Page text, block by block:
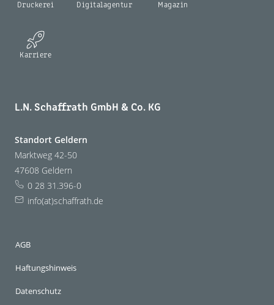
Druckerei Digitalagentur Magazin
Karriere
L.N. Schaffrath GmbH & Co. KG
Standort Geldern
Marktweg 42-50
47608 Geldern
0 28 31.396-0
info(at)schaffrath.de
AGB
Haftungshinweis
Datenschutz